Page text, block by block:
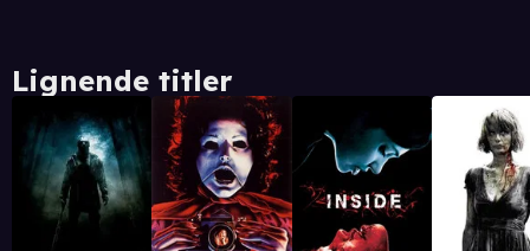
Lignende titler